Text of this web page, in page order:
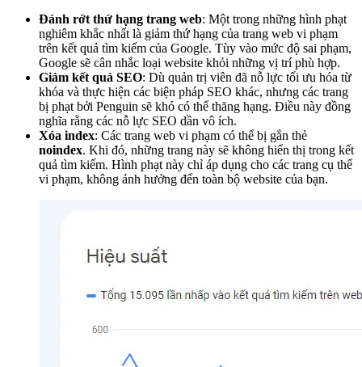
Đánh rớt thứ hạng trang web: Một trong những hình phạt
nghiêm khắc nhất là giảm thứ hạng của trang web vi phạm
trên kết quả tìm kiếm của Google. Tùy vào mức độ sai phạm,
Google sẽ cân nhắc loại website khỏi những vị trí phù hợp.
Giảm kết quả SEO: Dù quản trị viên đã nỗ lực tối ưu hóa từ
khóa và thực hiện các biện pháp SEO khác, nhưng các trang
bị phạt bởi Penguin sẽ khó có thể thăng hạng. Điều này đồng
nghĩa rằng các nỗ lực SEO dần vô ích.
Xóa index: Các trang web vi phạm có thể bị gắn thẻ
noindex. Khi đó, những trang này sẽ không hiển thị trong kết
quả tìm kiếm. Hình phạt này chỉ áp dụng cho các trang cụ thể
vi phạm, không ảnh hưởng đến toàn bộ website của bạn.